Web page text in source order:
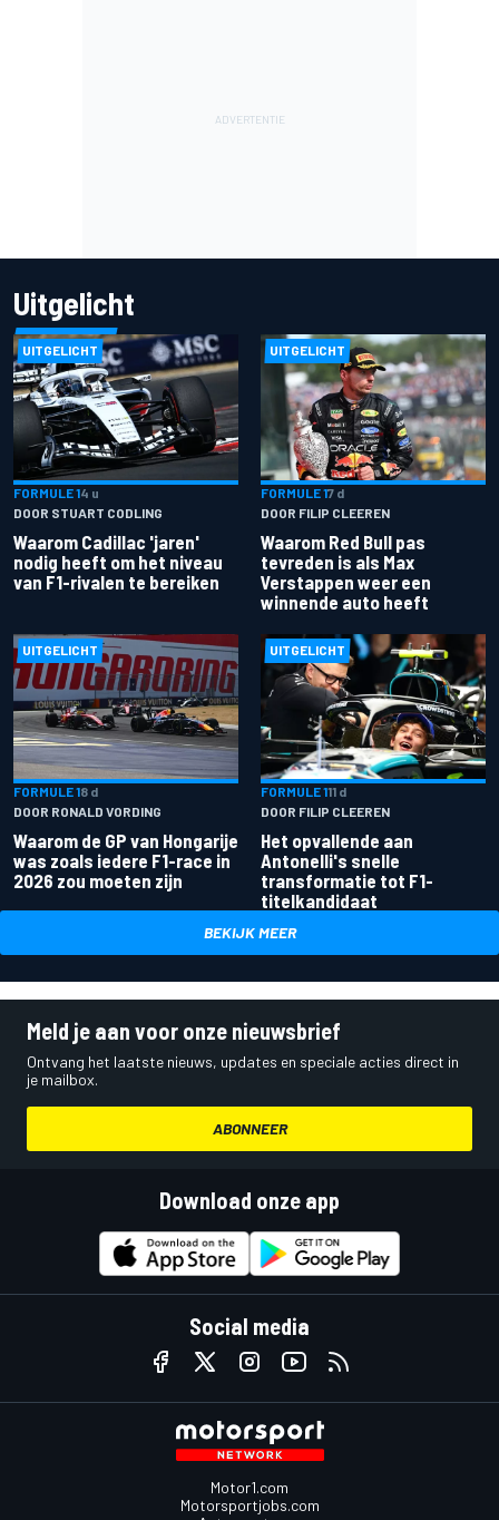
Uitgelicht
UITGELICHT
FORMULE 14 u
DOOR STUART CODLING
Waarom Cadillac 'jaren'
nodig heeft om het niveau
van F1-rivalen te bereiken
UITGELICHT
FORMULE 17 d
DOOR FILIP CLEEREN
Waarom Red Bull pas
tevreden is als Max
Verstappen weer een
winnende auto heeft
UITGELICHT
FORMULE 18 d
DOOR RONALD VORDING
Waarom de GP van Hongarije
was zoals iedere F1-race in
2026 zou moeten zijn
UITGELICHT
FORMULE 111 d
DOOR FILIP CLEEREN
Het opvallende aan
Antonelli's snelle
transformatie tot F1-
titelkandidaat
BEKIJK MEER
Meld je aan voor onze nieuwsbrief
Ontvang het laatste nieuws, updates en speciale acties direct in
je mailbox.
ABONNEER
Download onze app
Social media
Motor1.com
Motorsportjobs.com